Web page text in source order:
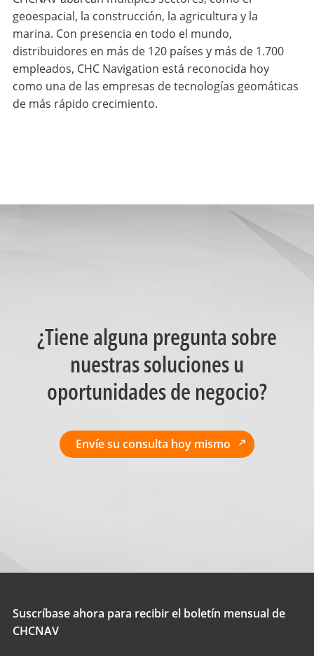
geoespacial, la construcción, la agricultura y la
marina. Con presencia en todo el mundo,
distribuidores en más de 120 países y más de 1.700
empleados, CHC Navigation está reconocida hoy
como una de las empresas de tecnologías geomáticas
de más rápido crecimiento.
¿Tiene alguna pregunta sobre
nuestras soluciones u
oportunidades de negocio?
Envíe su consulta hoy mismo
Suscríbase ahora para recibir el boletín mensual de
CHCNAV